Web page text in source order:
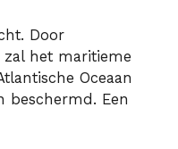
Door
het maritieme
Oceaan
beschermd. Een